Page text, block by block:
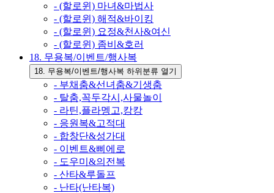
- (할로윈) 마녀&마법사
- (할로윈) 해적&바이킹
- (할로윈) 요정&천사&여신
- (할로윈) 좀비&호러
18. 무용복/이벤트/행사복
18. 무용복/이벤트/행사복 하위분류 열기
- 부채춤&선녀춤&기생춤
- 탈춤,꼭두각시,사물놀이
- 라틴,플라멩고,캉캉
- 응원복&고적대
- 합창단&성가대
- 이벤트&삐에로
- 도우미&의전복
- 산타&루돌프
- 난타(난타복)